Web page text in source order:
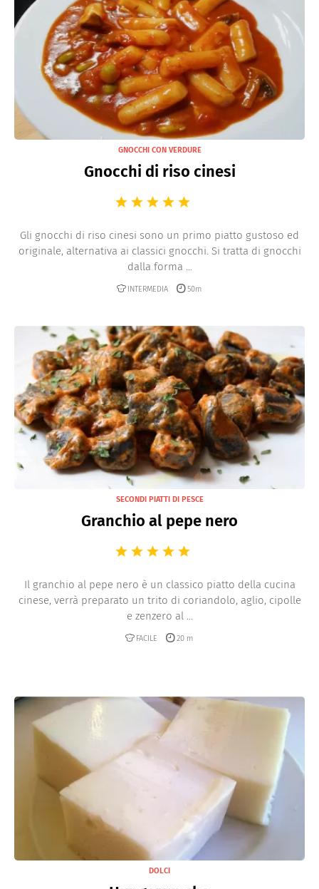
GNOCCHI CON VERDURE
Gnocchi di riso cinesi
Gli gnocchi di riso cinesi sono un primo piatto gustoso ed
originale, alternativa ai classici gnocchi. Si tratta di gnocchi
dalla forma ...
INTERMEDIA 50m
SECONDI PIATTI DI PESCE
Granchio al pepe nero
Il granchio al pepe nero è un classico piatto della cucina
cinese, verrà preparato un trito di coriandolo, aglio, cipolle
e zenzero al ...
FACILE 20 m
DOLCI